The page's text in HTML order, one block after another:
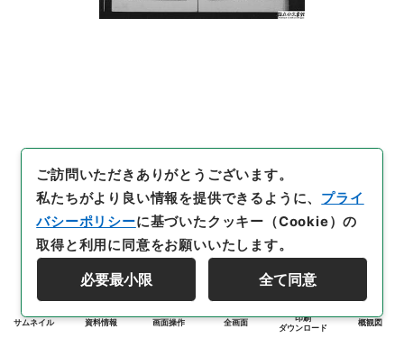
サムネイル 資料情報 画面操作 全画面
印刷
ダウンロード
概観図
ご訪問いただきありがとうございます。
私たちがより良い情報を提供できるように、 プライ
バシーポリシーに基づいたクッキー（Cookie）の
取得と利用に同意をお願いいたします。
必要最小限 全て同意